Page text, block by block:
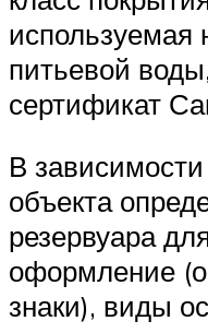
используемая
питьевой
сертификат
В
объекта
резервуара
оформление
знаки), виды